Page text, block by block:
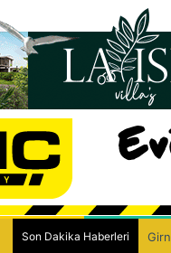
Son Dakika Haberleri